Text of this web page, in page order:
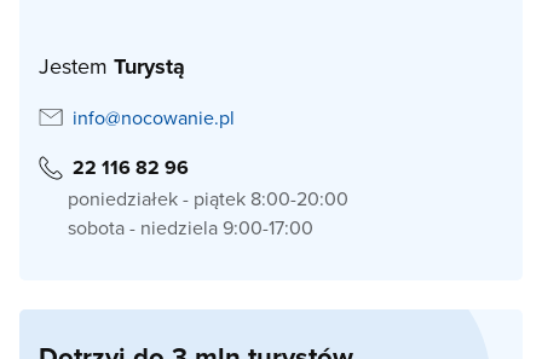
Jestem Turystą
info@nocowanie.pl
22 116 82 96
poniedziałek - piątek 8:00-20:00
sobota - niedziela 9:00-17:00